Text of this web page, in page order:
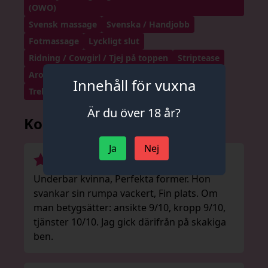
(OWO)
Svensk massage
Svenska / Handjobb
Fotmassage
Lyckligt slut
Ridning / Cowgirl / Tjej på toppen
Striptease
Aromaterapi
Trekant med lesbisk show.
Kommentarer
Underbar kvinna, Perfekta former. Hon
svankar sin rumpa vackert, Fin plats. Om
man betygsätter: ansikte 9/10, kropp 9/10,
tjänster 10/10. Jag gick därifrån på skakiga
ben.
Innehåll för vuxna
Är du över 18 år?
Ja Nej